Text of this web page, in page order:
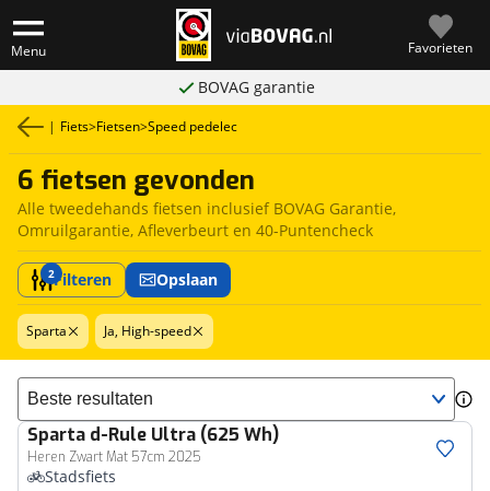
Menu Favorieten
BOVAG garantie
| Fiets>Fietsen>Speed pedelec
6 fietsen gevonden
Alle tweedehands fietsen inclusief BOVAG Garantie,
Omruilgarantie, Afleverbeurt en 40-Puntencheck
2Filteren Opslaan
Sparta Ja, High-speed
Sorteer resultaten
Sparta d-Rule Ultra (625 Wh)
Heren Zwart Mat 57cm 2025
Stadsfiets